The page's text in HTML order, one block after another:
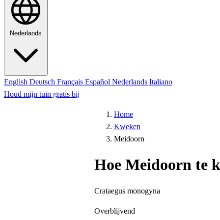
Nederlands
English Deutsch Français Español Nederlands Italiano
Houd mijn tuin gratis bij
Home
Kweken
Meidoorn
Hoe Meidoorn te
Crataegus monogyna
Overblijvend